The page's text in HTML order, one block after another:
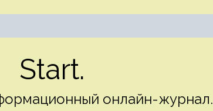
Start.
онлайн-журнал.